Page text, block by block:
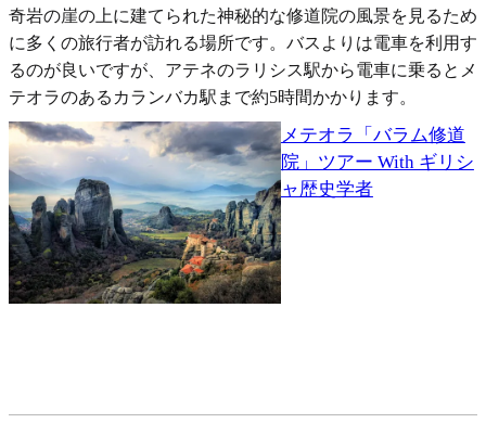
奇岩の崖の上に建てられた神秘的な修道院の風景を見るため
に多くの旅行者が訪れる場所です。バスよりは電車を利用す
るのが良いですが、アテネのラリシス駅から電車に乗るとメ
テオラのあるカランバカ駅まで約5時間かかります。
メテオラ「バラム修道
院」ツアー With ギリシ
ャ歴史学者